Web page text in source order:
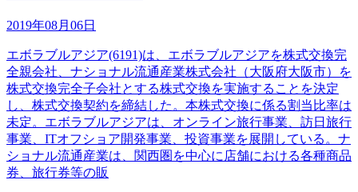
2019年08月06日
エボラブルアジア(6191)は、エボラブルアジアを株式交換完
全親会社、ナショナル流通産業株式会社（大阪府大阪市）を
株式交換完全子会社とする株式交換を実施することを決定
し、株式交換契約を締結した。本株式交換に係る割当比率は
未定。エボラブルアジアは、オンライン旅行事業、訪日旅行
事業、ITオフショア開発事業、投資事業を展開している。ナ
ショナル流通産業は、関西圏を中心に店舗における各種商品
券、旅行券等の販